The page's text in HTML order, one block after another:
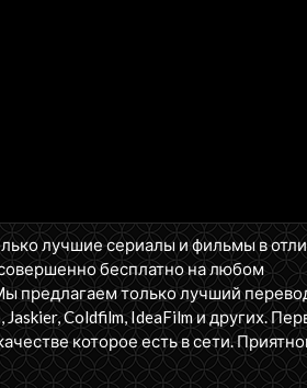
лучшие сериалы и фильмы в
бесплатно на любом
предлагаем только лучший
Coldfilm, IdeaFilm и других.
которое есть в сети.